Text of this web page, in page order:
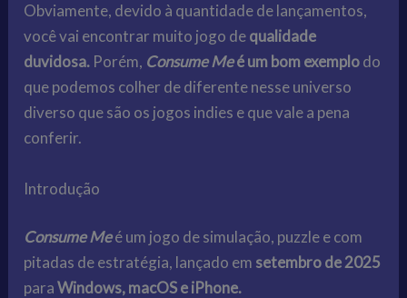
Obviamente, devido à quantidade de lançamentos,
você vai encontrar muito jogo dequalidade
duvidosa. Porém, Consume Meé um bom exemplodo
que podemos colher de diferente nesse universo
diverso que são os jogos indies e que vale a pena
conferir.
Introdução
Consume Meé um jogo de simulação, puzzle e com
pitadas de estratégia, lançado em setembro de 2025
paraWindows, macOS e iPhone.